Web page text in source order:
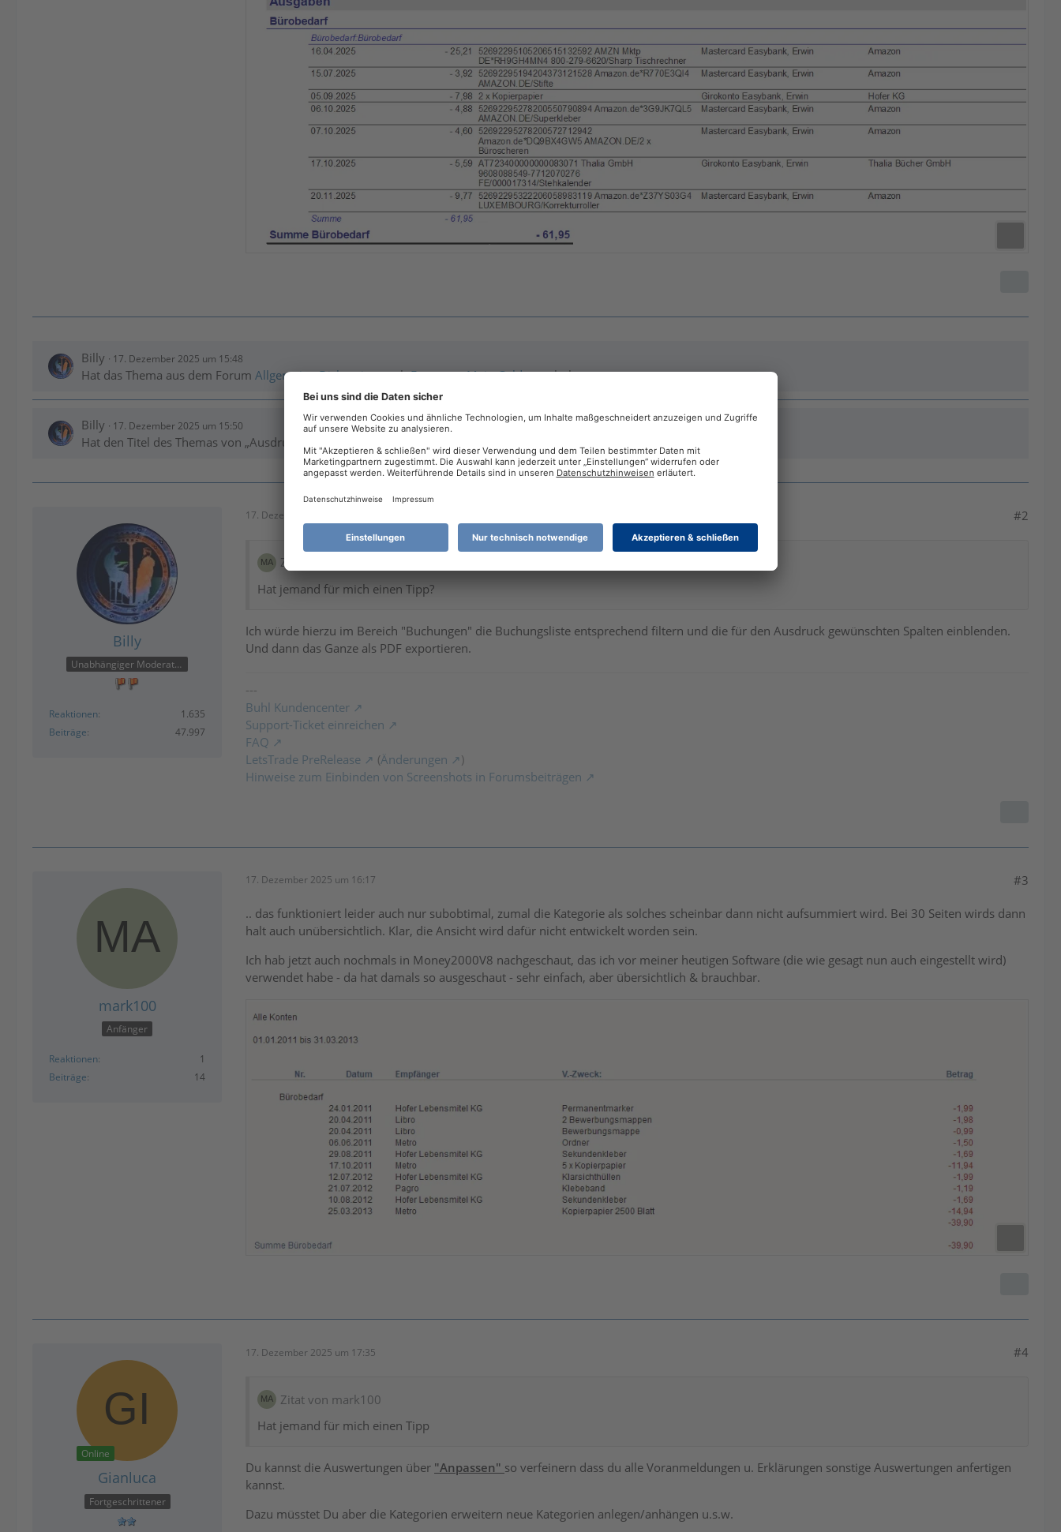
Billy 17. Dezember 2025 um 15:48
Hat das Thema aus dem Forum Allgemeine DiskussionnachFragen zu Mein Geldverschoben.
Billy 17. Dezember 2025 um 15:50
Hat den Titel des Themas von „Ausdrucke Hilfe“ zu „Auswertungsdruck“ geändert.
Billy
Unabhängiger Moderator
Reaktionen
1.635
Beiträge
47.997
17. Dezember 2025 um 16:06 #2
Zitat von mark100
Hat jemand für mich einen Tipp?
Ich würde hierzu im Bereich "Buchungen" die Buchungsliste entsprechend filtern und die für den Ausdruck gewünschten Spalten einblenden.
Und dann das Ganze als PDF exportieren.
---
Buhl Kundencenter
Support-Ticket einreichen
FAQ
LetsTrade PreRelease
(Änderungen
)
Hinweise zum Einbinden von Screenshots in Forumsbeiträgen
mark100
Anfänger
Reaktionen
1
Beiträge
14
17. Dezember 2025 um 16:17 #3
.. das funktioniert leider auch nur subobtimal, zumal die Kategorie als solches scheinbar dann nicht aufsummiert wird. Bei 30 Seiten wirds dann
halt auch unübersichtlich. Klar, die Ansicht wird dafür nicht entwickelt worden sein.
Ich hab jetzt auch nochmals in Money2000V8 nachgeschaut, das ich vor meiner heutigen Software (die wie gesagt nun auch eingestellt wird)
verwendet habe - da hat damals so ausgeschaut - sehr einfach, aber übersichtlich & brauchbar.
Online
Gianluca
Fortgeschrittener
17. Dezember 2025 um 17:35 #4
Zitat von mark100
Hat jemand für mich einen Tipp
Du kannst die Auswertungen über "Anpassen" so verfeinern dass du alle Voranmeldungen u. Erklärungen sonstige Auswertungen anfertigen
kannst.
Dazu müsstet Du aber die Kategorien erweitern neue Kategorien anlegen/anhängen u.s.w.